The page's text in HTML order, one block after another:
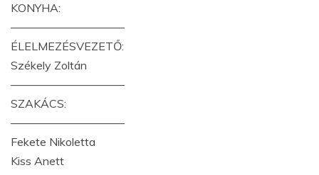
KONYHA:
——————————
ÉLELMEZÉSVEZETŐ:
Székely Zoltán
——————————
SZAKÁCS:
——————————
Fekete Nikoletta
Kiss Anett